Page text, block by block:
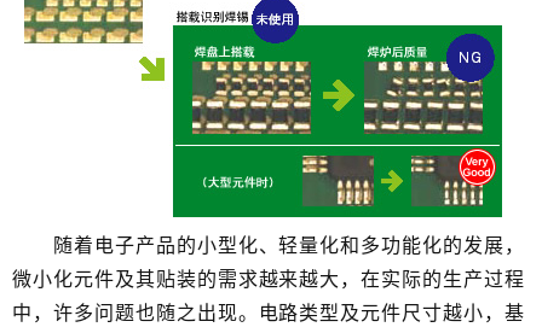
随着电子产品的小型化、轻量化和多功能化的发展，
微小化元件及其贴装的需求越来越大，在实际的生产过程
中，许多问题也随之出现。电路类型及元件尺寸越小，基